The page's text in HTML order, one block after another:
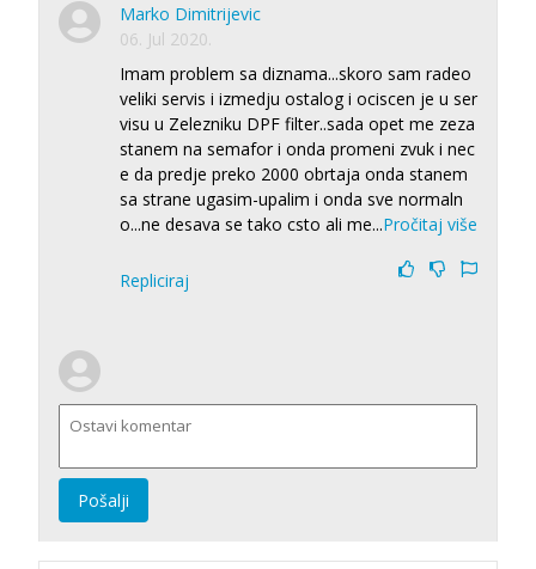
Marko Dimitrijevic
06. Jul 2020.
Imam problem sa diznama...skoro sam radeo
veliki servis i izmedju ostalog i ociscen je u ser
visu u Zelezniku DPF filter..sada opet me zeza
stanem na semafor i onda promeni zvuk i nec
e da predje preko 2000 obrtaja onda stanem
sa strane ugasim-upalim i onda sve normaln
o...ne desava se tako csto ali me...Pročitaj više
Repliciraj
Pošalji